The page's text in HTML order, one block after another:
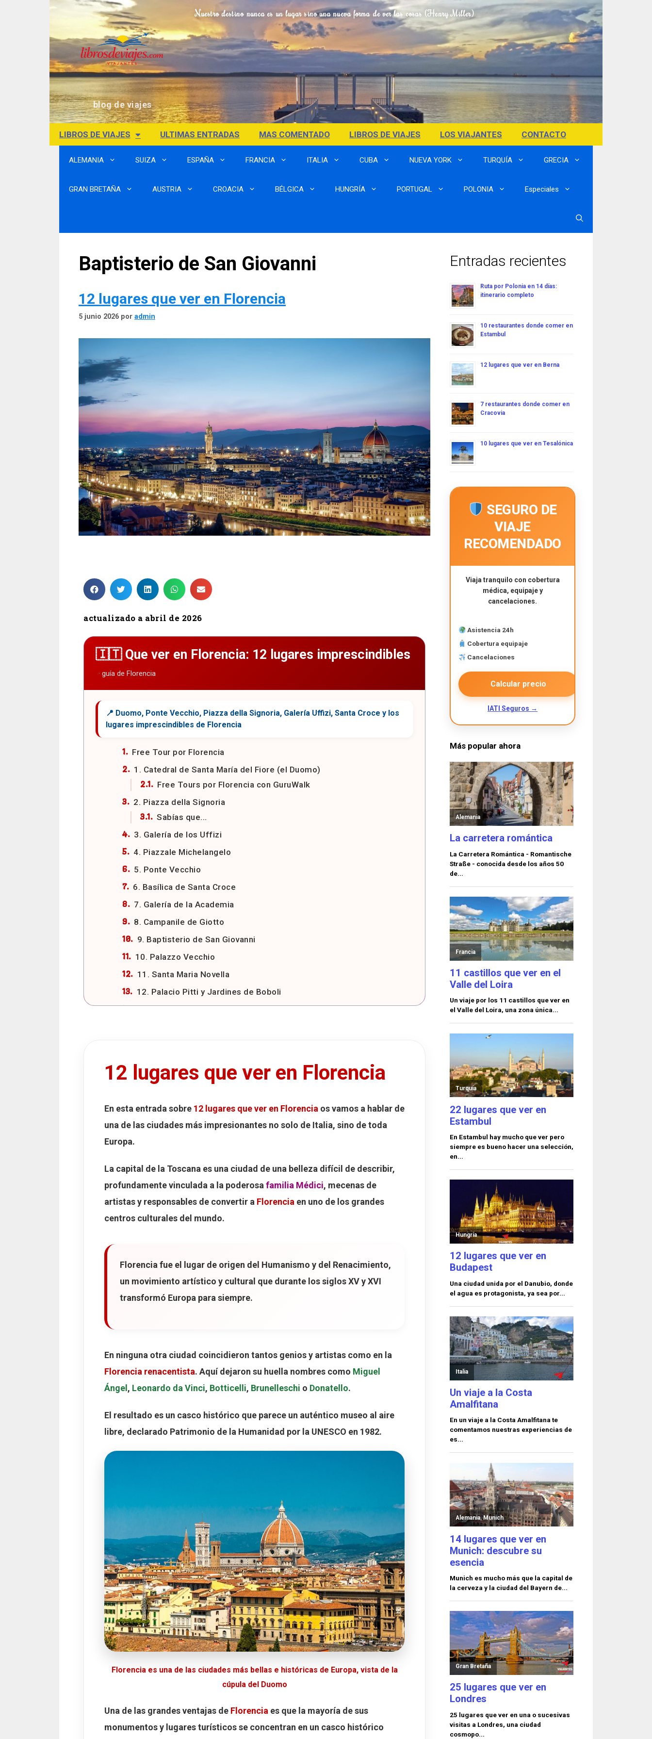
blog de viajes
Nuestro destino nunca es un lugar sino una nueva forma de ver las cosas (Henry Miller)
LIBROS DE VIAJES ULTIMAS ENTRADAS MAS COMENTADO LIBROS DE VIAJES LOS VIAJANTES CONTACTO
ALEMANIA SUIZA ESPAÑA FRANCIA ITALIA CUBA NUEVA YORK TURQUÍA GRECIA
GRAN BRETAÑA AUSTRIA CROACIA BÉLGICA HUNGRÍA PORTUGAL POLONIA Especiales
Baptisterio de San Giovanni
12 lugares que ver en Florencia
5 junio 2026 por admin
actualizado a abril de 2026
Que ver en Florencia: 12 lugares imprescindibles
Free Tour por Florencia
1. Catedral de Santa María del Fiore (el Duomo)
Free Tours por Florencia con GuruWalk
2. Piazza della Signoria
Sabías que...
3. Galería de los Uffizi
4. Piazzale Michelangelo
5. Ponte Vecchio
6. Basílica de Santa Croce
7. Galería de la Academia
8. Campanile de Giotto
9. Baptisterio de San Giovanni
10. Palazzo Vecchio
11. Santa Maria Novella
12. Palacio Pitti y Jardines de Boboli
Llegar a Florencia en coche
Hotel degli Orafi
Hotel Rapallo
12 lugares que ver en Florencia
En esta entrada sobre 12 lugares que ver en Florencia os vamos a hablar de
una de las ciudades más impresionantes no solo de Italia, sino de toda
Europa.
La capital de la Toscana es una ciudad de una belleza difícil de describir,
profundamente vinculada a la poderosafamilia Médici, mecenas de
artistas y responsables de convertir a Florencia en uno de los grandes
centros culturales del mundo.
Florencia fue el lugar de origen del Humanismo y del Renacimiento,
un movimiento artístico y cultural que durante los siglos XV y XVI
transformó Europa para siempre.
En ninguna otra ciudad coincidieron tantos genios y artistas como en la
Florencia renacentista. Aquí dejaron su huella nombres como Miguel
Ángel , Leonardo da Vinci, Botticelli, Brunelleschi o Donatello.
El resultado es un casco histórico que parece un auténtico museo al aire
libre, declarado Patrimonio de la Humanidad por la UNESCO en 1982.
Florencia es una de las ciudades más bellas e históricas de Europa, vista de la
cúpula del Duomo
Una de las grandes ventajas de Florencia es que la mayoría de sus
monumentos y lugares turísticos se concentran en un casco histórico
Entradas recientes
Ruta por Polonia en 14 días:
itinerario completo
10 restaurantes donde comer en
Estambul
12 lugares que ver en Berna
7 restaurantes donde comer en
Cracovia
10 lugares que ver en Tesalónica
SEGURO DE
VIAJE
RECOMENDADO
Viaja tranquilo con cobertura
médica, equipaje y
cancelaciones.
Asistencia 24h
Cobertura equipaje
Cancelaciones
Calcular precio
IATI Seguros →
Más popular ahora